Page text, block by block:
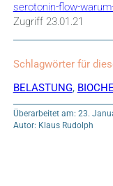
serotonin-flow-
Zugriff 23.01.21
Schlagwörter für
BELASTUNG,
Überarbeitet am: 23.
Autor: Klaus Rudolph